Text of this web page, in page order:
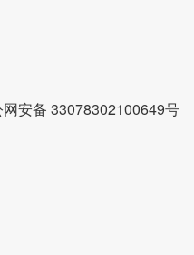
安备 33078302100649号